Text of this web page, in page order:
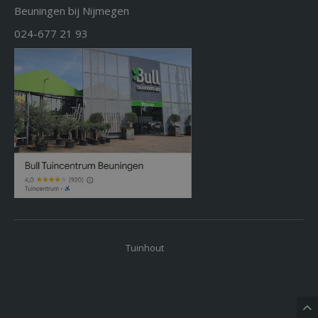
Beuningen bij Nijmegen
024-677 21 93
Tuinhout